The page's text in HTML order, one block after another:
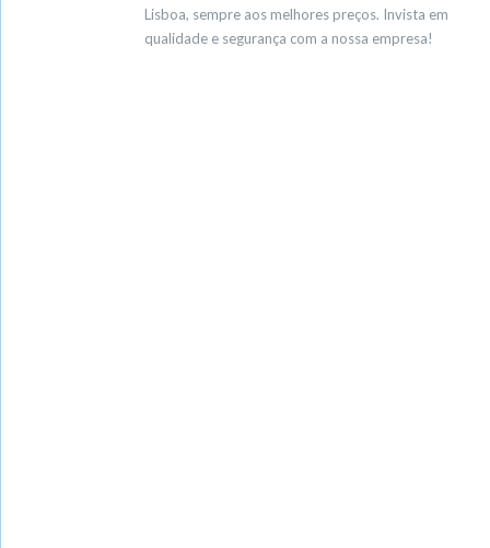
Lisboa, sempre aos melhores preços. Invista em
qualidade e segurança com a nossa empresa!